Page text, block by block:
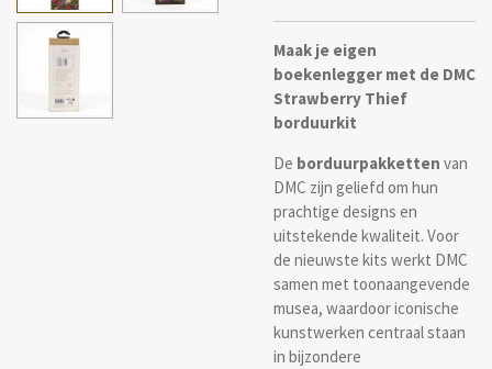
Maak je eigen
boekenlegger met de DMC
Strawberry Thief
borduurkit
De borduurpakketten van
DMC zijn geliefd om hun
prachtige designs en
uitstekende kwaliteit. Voor
de nieuwste kits werkt DMC
samen met toonaangevende
musea, waardoor iconische
kunstwerken centraal staan
in bijzondere